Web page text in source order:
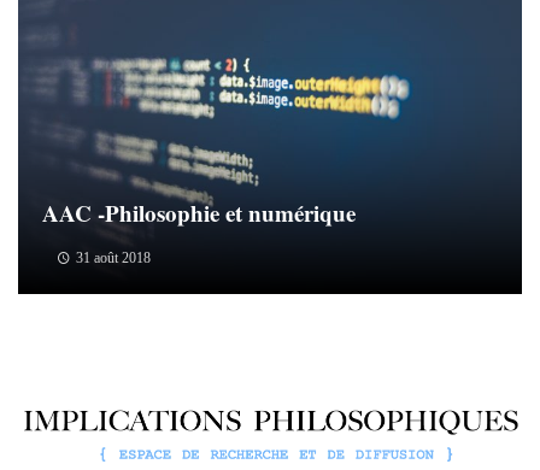
AAC -Philosophie et numérique
31 août 2018